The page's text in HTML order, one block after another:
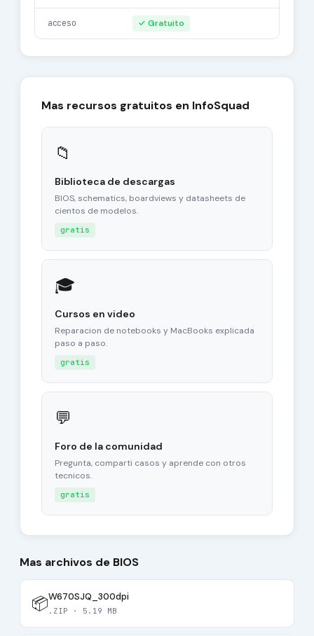
acceso ✓ Gratuito
Mas recursos gratuitos en InfoSquad
📁
Biblioteca de descargas
BIOS, schematics, boardviews y datasheets de
cientos de modelos.
gratis
🎓
Cursos en video
Reparacion de notebooks y MacBooks explicada
paso a paso.
gratis
💬
Foro de la comunidad
Pregunta, comparti casos y aprende con otros
tecnicos.
gratis
Mas archivos de BIOS
📦W670SJQ_300dpi
.ZIP · 5.19 MB